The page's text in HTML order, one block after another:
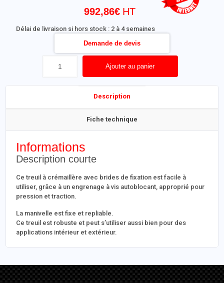
992,86€
Délai de livraison si hors stock : 2 à 4 semaines
Ajouter au panier
Demande de devis
Description
Fiche technique
Informations
Description courte
Ce treuil à crémaillère avec brides de fixation est facile à
utiliser, grâce à un engrenage à vis autoblocant, approprié pour
pression et traction.
La manivelle est fixe et repliable.
Ce treuil est robuste et peut s’utiliser aussi bien pour des
applications intérieur et extérieur.